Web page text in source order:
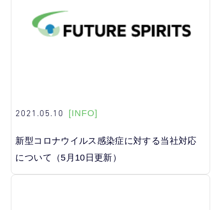
2021.05.10 [INFO]
新型コロナウイルス感染症に対する当社対応
について（5月10日更新）